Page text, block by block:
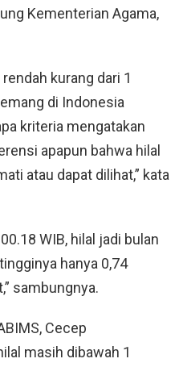
Kementerian Agama,
kurang dari 1
di Indonesia
kriteria mengatakan
apapun bahwa hilal
atau dapat dilihat,” kata
WIB, hilal jadi bulan
hanya 0,74
sambungnya.
Cecep
masih dibawah 1